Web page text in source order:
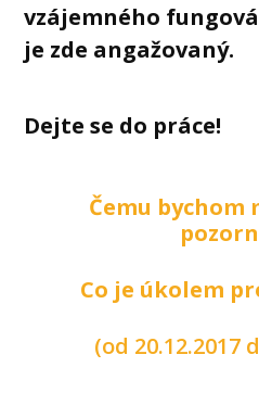
vzájemného
je zde angažovaný.
Dejte se do práce!
Čemu bychom
Co je úkolem
(od 20.12.2017